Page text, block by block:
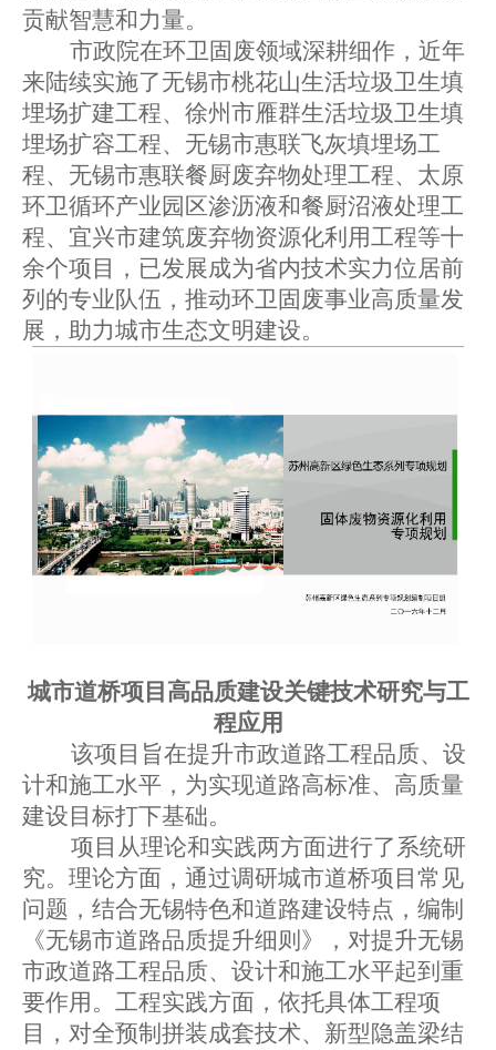
贡献智慧和力量。
市政院在环卫固废领域深耕细作，近年
来陆续实施了无锡市桃花山生活垃圾卫生填
埋场扩建工程、徐州市雁群生活垃圾卫生填
埋场扩容工程、无锡市惠联飞灰填埋场工
程、无锡市惠联餐厨废弃物处理工程、太原
环卫循环产业园区渗沥液和餐厨沼液处理工
程、宜兴市建筑废弃物资源化利用工程等十
余个项目，已发展成为省内技术实力位居前
列的专业队伍，推动环卫固废事业高质量发
展，助力城市生态文明建设。
城市道桥项目高品质建设关键技术研究与工
程应用
该项目旨在提升市政道路工程品质、设
计和施工水平，为实现道路高标准、高质量
建设目标打下基础。
项目从理论和实践两方面进行了系统研
究。理论方面，通过调研城市道桥项目常见
问题，结合无锡特色和道路建设特点，编制
《无锡市道路品质提升细则》，对提升无锡
市政道路工程品质、设计和施工水平起到重
要作用。工程实践方面，依托具体工程项
目，对全预制拼装成套技术、新型隐盖梁结